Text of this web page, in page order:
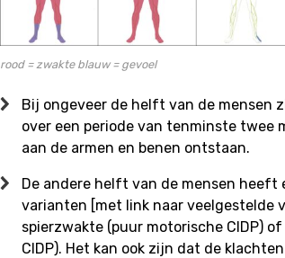
rood = zwakte blauw = gevoel
Bij ongeveer de helft van de mensen
over een periode van tenminste twee
aan de armen en benen ontstaan.
De andere helft van de mensen heeft
varianten [met link naar veelgestelde
spierzwakte (puur motorische CIDP)
CIDP). Het kan ook zijn dat de